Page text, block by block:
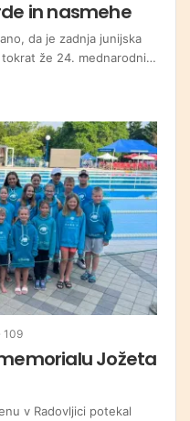
in nasmehe
da je zadnja junijska
že 24. mednarodni…
109
Jožeta
v Radovljici potekal